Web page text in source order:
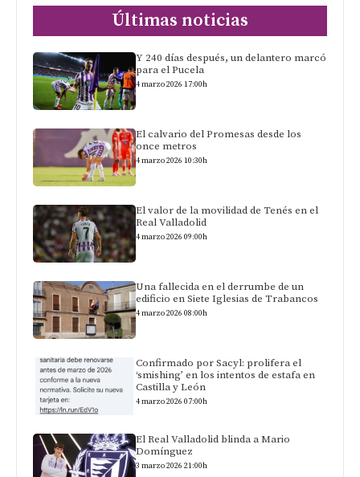
Últimas noticias
Y 240 días después, un delantero marcó
para el Pucela
4 marzo 2026 17:00h
El calvario del Promesas desde los
once metros
4 marzo 2026 10:30h
El valor de la movilidad de Tenés en el
Real Valladolid
4 marzo 2026 09:00h
Una fallecida en el derrumbe de un
edificio en Siete Iglesias de Trabancos
4 marzo 2026 08:00h
Confirmado por Sacyl: prolifera el
‘smishing’ en los intentos de estafa en
Castilla y León
4 marzo 2026 07:00h
El Real Valladolid blinda a Mario
Domínguez
3 marzo 2026 21:00h